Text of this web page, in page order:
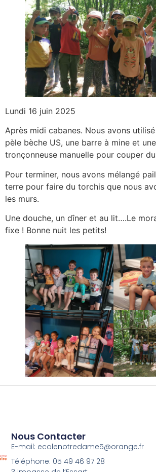
Lundi 16 juin 2025
Après midi cabanes. Nous avons
pèle bèche US, une barre à mine et
tronçonneuse manuelle pour couper
Pour terminer, nous avons mélangé
terre pour faire du torchis que nous
les murs.
Une douche, un dîner et au lit….Le
fixe ! Bonne nuit les petits!
Nous Contacter
E-mail: ecolenotredame5@orange.fr
Téléphone: 05 49 46 97 28